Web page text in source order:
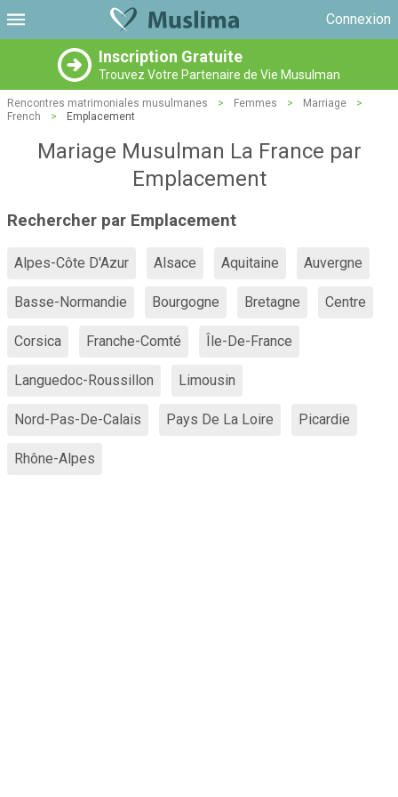
Connexion
Inscription Gratuite
Trouvez Votre Partenaire de Vie Musulman
Rencontres matrimoniales musulmanes > Femmes > Marriage
>
French
> Emplacement
Mariage Musulman La France par
Emplacement
Rechercher par Emplacement
Alpes-Côte D'Azur Alsace Aquitaine Auvergne
Basse-Normandie Bourgogne Bretagne Centre
Corsica Franche-Comté Île-De-France
Languedoc-Roussillon Limousin
Nord-Pas-De-Calais Pays De La Loire Picardie
Rhône-Alpes